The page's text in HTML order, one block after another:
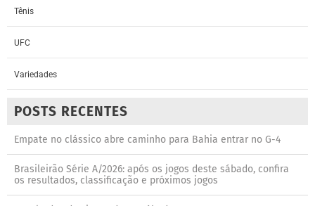
Tênis
UFC
Variedades
POSTS RECENTES
Empate no clássico abre caminho para Bahia entrar no G-4
Brasileirão Série A/2026: após os jogos deste sábado, confira
os resultados, classificação e próximos jogos